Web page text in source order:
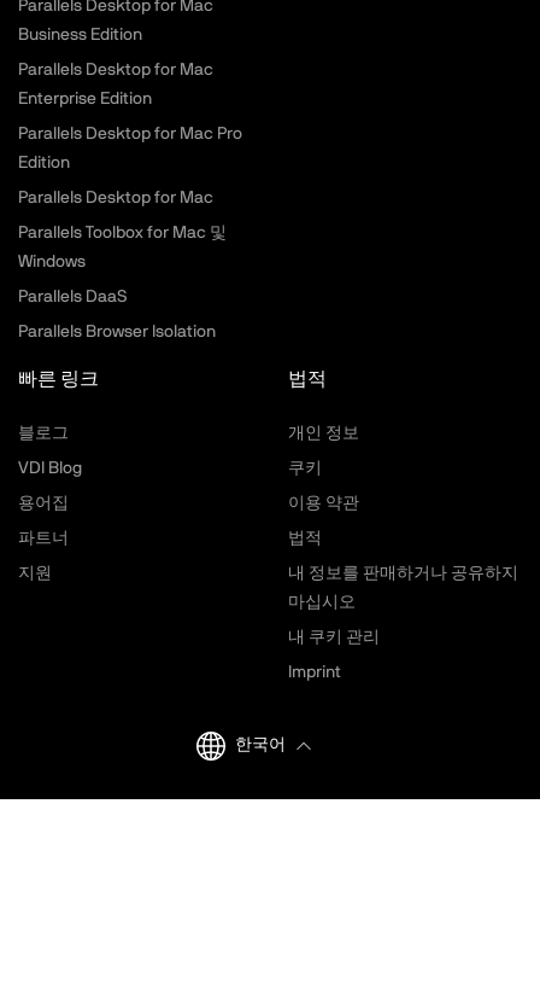
Parallels Desktop for Mac
Business Edition
Parallels Desktop for Mac
Enterprise Edition
Parallels Desktop for Mac Pro
Edition
Parallels Desktop for Mac
Parallels Toolbox for Mac 및
Windows
Parallels DaaS
Parallels Browser Isolation
빠른 링크
블로그
VDI Blog
용어집
파트너
지원
법적
개인 정보
쿠키
이용 약관
법적
내 정보를 판매하거나 공유하지
마십시오
내 쿠키 관리
Imprint
한국어